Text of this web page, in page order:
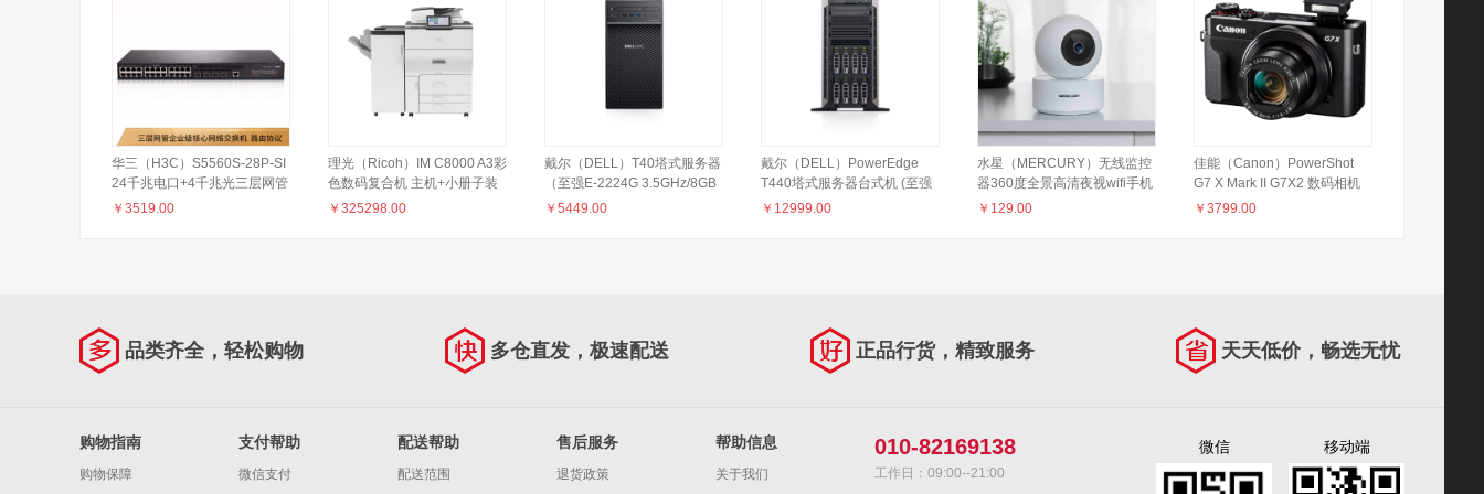
华三（H3C）S5560S-28P-SI
24千兆电口+4千兆光三层网管
企业级核心网络交换机
￥ 3519.00
理光（Ricoh）IM C8000 A3彩
色数码复合机 主机+小册子装
订器SR4160+多功能折页器
￥ 325298.00
戴尔（DELL）T40塔式服务器
（至强E-2224G 3.5GHz/8GB
ECC内存/1TB 入门级
￥ 5449.00
戴尔（DELL）PowerEdge
T440塔式服务器台式机 (至强
3204/16GB/2TB硬盘/3年上门
￥ 12999.00
水星（MERCURY）无线监控
器360度全景高清夜视wifi手机
远程安防摄像头云台家用智能
￥ 129.00
佳能（Canon）PowerShot
G7 X Mark II G7X2 数码相机
Vlog相机 视频拍摄
￥ 3799.00
品类齐全，轻松购物 多仓直发，极速配送 正品行货，精致服务 天天低价，畅选无忧
购物指南
购物保障
支付帮助
微信支付
配送帮助
配送范围
售后服务
退货政策
帮助信息
关于我们
010-82169138
工作日：09:00--21:00
微信 移动端